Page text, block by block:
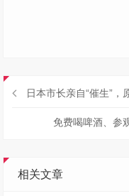
日本市长亲自“催生”，
免费喝啤酒、参
相关文章